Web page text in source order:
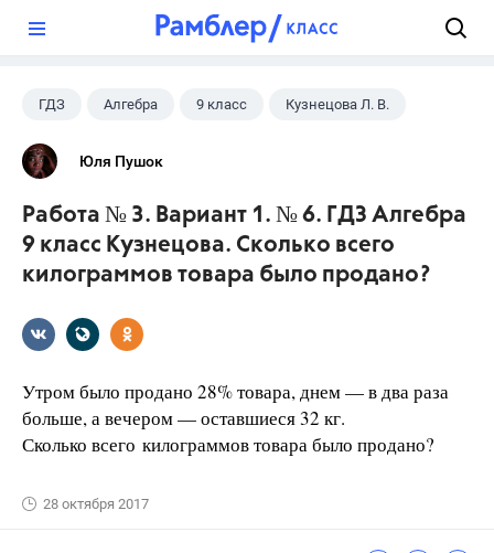
ГДЗ Алгебра 9 класс Кузнецова Л. В.
Юля Пушок
Работа № 3. Вариант 1. № 6. ГДЗ Алгебра
9 класс Кузнецова. Сколько всего
килограммов товара было продано?
Утром было продано 28% товара, днем — в два раза
больше, а вечером — оставшиеся 32 кг.
Сколько всего килограммов товара было продано?
28 октября 2017